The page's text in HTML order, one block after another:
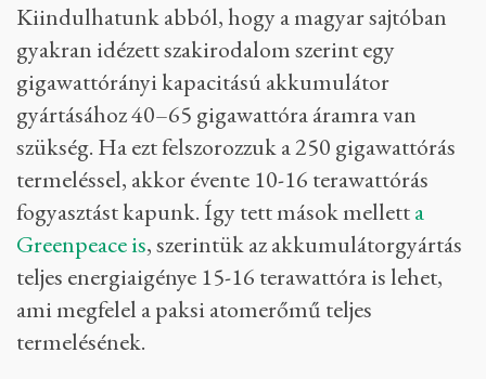
Kiindulhatunk abból, hogy a magyar sajtóban
gyakran idézett szakirodalom szerint egy
gigawattórányi kapacitású akkumulátor
gyártásához 40–65 gigawattóra áramra van
szükség. Ha ezt felszorozzuk a 250 gigawattórás
termeléssel, akkor évente 10-16 terawattórás
fogyasztást kapunk. Így tett mások melletta
Greenpeace is, szerintük az akkumulátorgyártás
teljes energiaigénye 15-16 terawattóra is lehet,
ami megfelel a paksi atomerőmű teljes
termelésének.